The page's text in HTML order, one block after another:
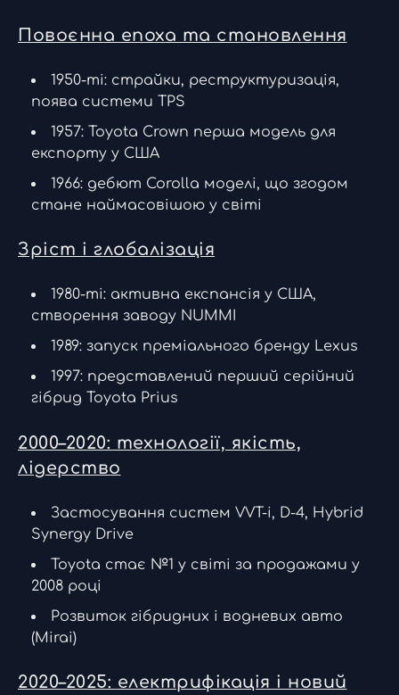
Повоєнна епоха та становлення
1950-ті: страйки, реструктуризація,
поява системи TPS
1957: Toyota Crown перша модель для
експорту у США
1966: дебют Corolla моделі, що згодом
стане наймасовішою у світі
Зріст і глобалізація
1980-ті: активна експансія у США,
створення заводу NUMMI
1989: запуск преміального бренду Lexus
1997: представлений перший серійний
гібрид Toyota Prius
2000–2020: технології, якість,
лідерство
Застосування систем VVT-i, D-4, Hybrid
Synergy Drive
Toyota стає №1 у світі за продажами у
2008 році
Розвиток гібридних і водневих авто
(Mirai)
2020–2025: електрифікація і новий